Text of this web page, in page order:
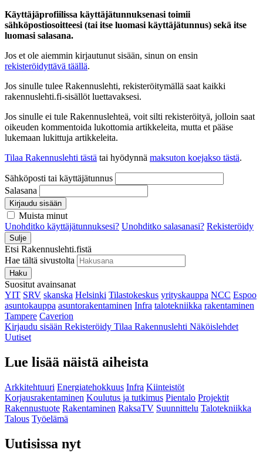
Käyttäjäprofiilissa käyttäjätunnuksenasi toimii
sähköpostiosoitteesi (tai itse luomasi käyttäjätunnus) sekä itse
luomasi salasana.
Jos et ole aiemmin kirjautunut sisään, sinun on ensin
rekisteröidyttävä täällä.
Jos sinulle tulee Rakennuslehti, rekisteröitymällä saat kaikki
rakennuslehti.fi-sisällöt luettavaksesi.
Jos sinulle ei tule Rakennuslehteä, voit silti rekisteröityä, jolloin saat
oikeuden kommentoida lukottomia artikkeleita, mutta et pääse
lukemaan lukittuja artikkeleita.
Tilaa Rakennuslehti tästä tai hyödynnä maksuton koejakso tästä.
Sähköposti tai käyttäjätunnus
Salasana
Kirjaudu sisään
Muista minut
Unohditko käyttäjätunnuksesi? Unohditko salasanasi? Rekisteröidy
Sulje
Etsi Rakennuslehti.fistä
Hae tältä sivustolta
Haku
Suositut avainsanat
YIT SRV skanska Helsinki Tilastokeskus yrityskauppa NCC Espoo
asuntokauppa asuntorakentaminen Infra talotekniikka rakentaminen
Tampere Caverion
Kirjaudu sisään Rekisteröidy Tilaa Rakennuslehti Näköislehdet
Uutiset
Lue lisää näistä aiheista
Arkkitehtuuri Energiatehokkuus Infra Kiinteistöt
Korjausrakentaminen Koulutus ja tutkimus Pientalo Projektit
Rakennustuote Rakentaminen RaksaTV Suunnittelu Talotekniikka
Talous Työelämä
Uutisissa nyt